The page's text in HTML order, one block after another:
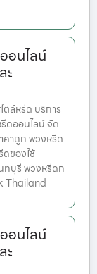
อนไลน์
ะ
ล์หรีด บริการ
ดออนไลน์ จัด
คาถูก พวงหรีด
ของใช้
ทบุรี พวงหรีดก
Thailand
อนไลน์
ะ